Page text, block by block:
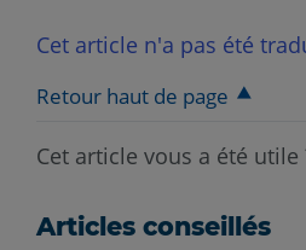
Cet article n'a pas été
Retour haut de page
Cet article vous a été utile
Articles conseillés